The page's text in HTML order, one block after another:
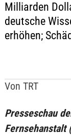
Milliarden
deutsche
erhöhen;
Von TRT
Presseschau
Fernsehanstalt